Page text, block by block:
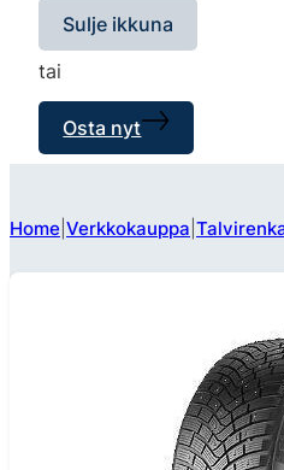
Sulje ikkuna
tai
Osta nyt
Home Verkkokauppa